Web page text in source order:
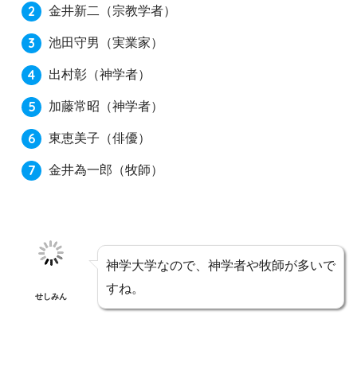
金井新二（宗教学者）
池田守男（実業家）
出村彰（神学者）
加藤常昭（神学者）
東恵美子（俳優）
金井為一郎（牧師）
せしみん
神学大学なので、神学者や牧師が多いで
すね。